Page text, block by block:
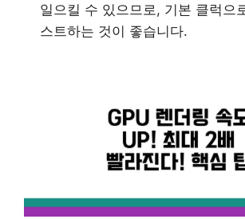
일으킬 수 있으므로, 기본 클럭으
스트하는 것이 좋습니다.